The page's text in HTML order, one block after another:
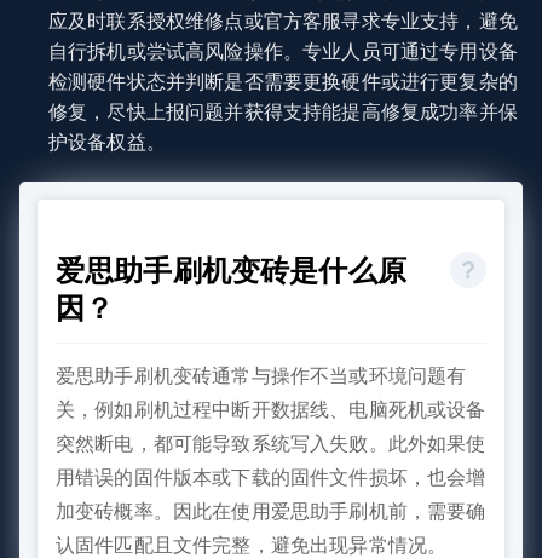
应及时联系授权维修点或官方客服寻求专业支持，避免
自行拆机或尝试高风险操作。专业人员可通过专用设备
检测硬件状态并判断是否需要更换硬件或进行更复杂的
修复，尽快上报问题并获得支持能提高修复成功率并保
护设备权益。
爱思助手刷机变砖是什么原
因？
爱思助手刷机变砖通常与操作不当或环境问题有
关，例如刷机过程中断开数据线、电脑死机或设备
突然断电，都可能导致系统写入失败。此外如果使
用错误的固件版本或下载的固件文件损坏，也会增
加变砖概率。因此在使用爱思助手刷机前，需要确
认固件匹配且文件完整，避免出现异常情况。